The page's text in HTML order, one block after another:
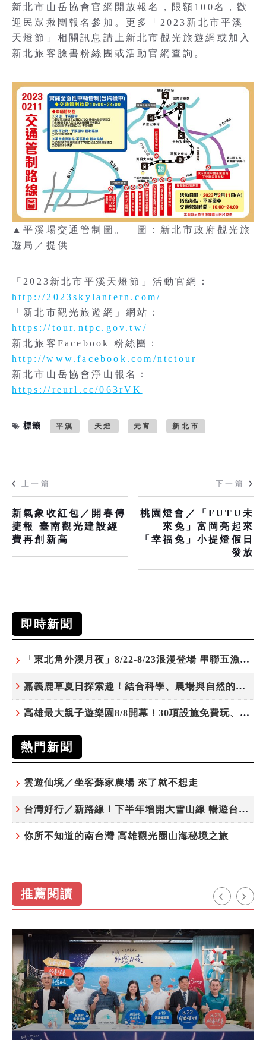
新北市山岳協會官網開放報名，限額100名，歡
迎民眾揪團報名參加。更多「2023新北市平溪
天燈節」相關訊息請上新北市觀光旅遊網或加入
新北旅客臉書粉絲團或活動官網查詢。
▲平溪場交通管制圖。 圖：新北市政府觀光旅
遊局／提供
「2023新北市平溪天燈節」活動官網：
http://2023skylantern.com/
「新北市觀光旅遊網」網站：
https://tour.ntpc.gov.tw/
新北旅客Facebook 粉絲團：
http://www.facebook.com/ntctour
新北市山岳協會淨山報名：
https://reurl.cc/063rVK
標籤 平溪 天燈 元宵 新北市
上一篇
新氣象收紅包／開春傳
捷報 臺南觀光建設經
費再創新高
下一篇
桃園燈會／「FUTU未
來兔」富岡亮起來
「幸福兔」小提燈假日
發放
即時新聞
「東北角外澳月夜」8/22-8/23浪漫登場 串聯五漁村、音樂、市集、火舞與慢旅共度夏夜
嘉義鹿草夏日探索趣！結合科學、農場與自然的親子小旅行
高雄最大親子遊樂園8/8開幕！30項設施免費玩、YOYO家族嗨翻暑假
熱門新聞
雲遊仙境／坐客蘇家農場 來了就不想走
台灣好行／新路線！下半年增開大雪山線 暢遊台中更便利
你所不知道的南台灣 高雄觀光圈山海秘境之旅
推薦閱讀